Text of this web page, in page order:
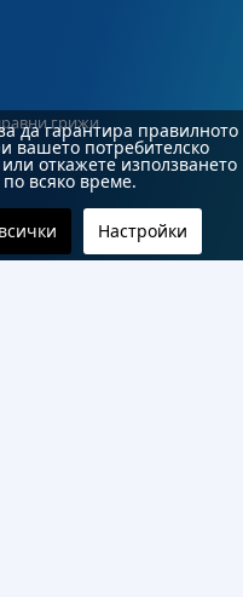
грижи
да гарантира правилното
вашето потребителско
откажете използването
всяко време.
Настройки